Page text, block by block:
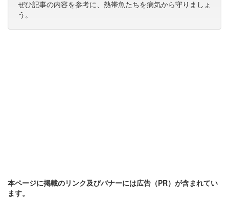
ぜひ記事の内容を参考に、熱帯魚たちを病気から守りましょ
う。
本ページに掲載のリンク及びバナーには広告（PR）が含まれてい
ます。